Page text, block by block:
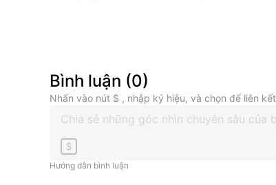
Bình luận (0)
Nhấn vào nút $ , nhập ký hiệu, và chọn để liên
$
Hướng dẫn bình luận